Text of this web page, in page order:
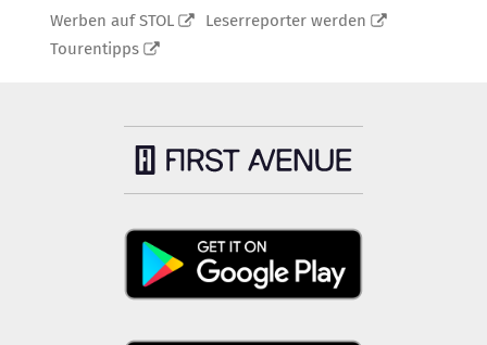
Werben auf STOL
Leserreporter werden
Tourentipps